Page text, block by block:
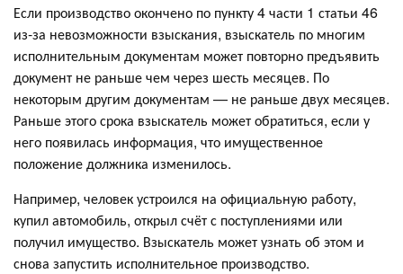
Если производство окончено по пункту 4 части 1 статьи 46
из-за невозможности взыскания, взыскатель по многим
исполнительным документам может повторно предъявить
документ не раньше чем через шесть месяцев. По
некоторым другим документам — не раньше двух месяцев.
Раньше этого срока взыскатель может обратиться, если у
него появилась информация, что имущественное
положение должника изменилось.
Например, человек устроился на официальную работу,
купил автомобиль, открыл счёт с поступлениями или
получил имущество. Взыскатель может узнать об этом и
снова запустить исполнительное производство.